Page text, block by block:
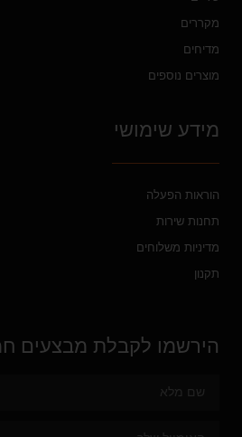
מקררים
מדיחים
מוצרים נוספים
מידע שימושי
הוראות הפעלה
תחנות שירות
מדיניות משלוחים
תקנון
הירשמו לקבלת מבצעים